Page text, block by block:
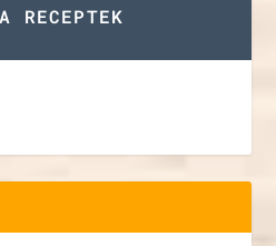
RECEPTEK